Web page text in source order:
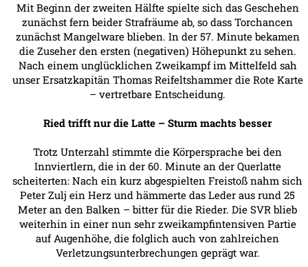
Mit Beginn der zweiten Hälfte spielte sich das Geschehen
zunächst fern beider Strafräume ab, so dass Torchancen
zunächst Mangelware blieben. In der 57. Minute bekamen
die Zuseher den ersten (negativen) Höhepunkt zu sehen.
Nach einem unglücklichen Zweikampf im Mittelfeld sah
unser Ersatzkapitän Thomas Reifeltshammer die Rote Karte
– vertretbare Entscheidung.
Ried trifft nur die Latte – Sturm machts besser
Trotz Unterzahl stimmte die Körpersprache bei den
Innviertlern, die in der 60. Minute an der Querlatte
scheiterten: Nach ein kurz abgespielten Freistoß nahm sich
Peter Zulj ein Herz und hämmerte das Leder aus rund 25
Meter an den Balken – bitter für die Rieder. Die SVR blieb
weiterhin in einer nun sehr zweikampfintensiven Partie
auf Augenhöhe, die folglich auch von zahlreichen
Verletzungsunterbrechungen geprägt war.